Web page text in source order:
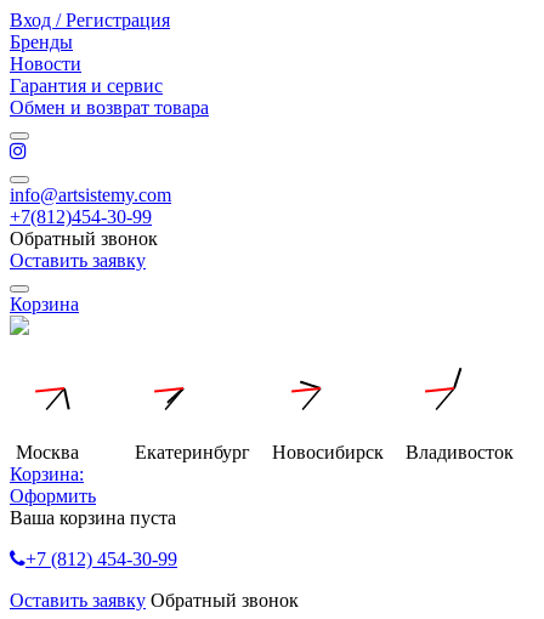
Вход / Регистрация
Бренды
Новости
Гарантия и сервис
Обмен и возврат товара
info@artsistemy.com
+7(812)454-30-99
Обратный звонок
Оставить заявку
Корзина
Москва Екатеринбург Новосибирск
Владивосток
Корзина:
Оформить
Ваша корзина пуста
+7 (812) 454-30-99
Оставить заявку Обратный звонок